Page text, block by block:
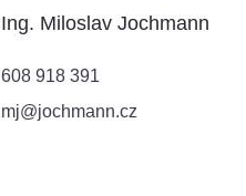
Ing. Miloslav Jochmann
608 918 391
mj@jochmann.cz